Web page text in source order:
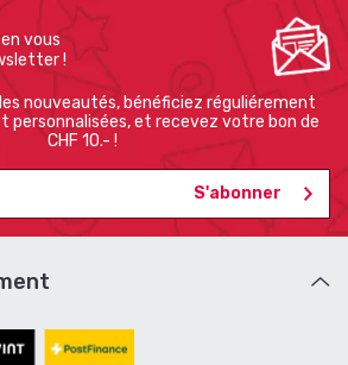
vous
!
nouveautés, bénéficiez réguliérement
personnalisées, et recevez votre bon de
CHF 10.- !